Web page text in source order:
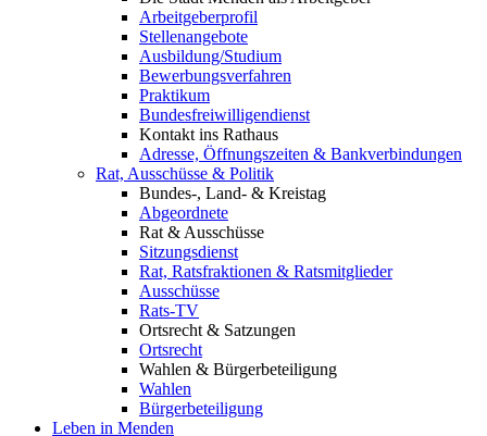
Arbeitgeberprofil
Stellenangebote
Ausbildung/Studium
Bewerbungsverfahren
Praktikum
Bundesfreiwilligendienst
Kontakt ins Rathaus
Adresse, Öffnungszeiten & Bankverbindungen
Rat, Ausschüsse & Politik
Bundes-, Land- & Kreistag
Abgeordnete
Rat & Ausschüsse
Sitzungsdienst
Rat, Ratsfraktionen & Ratsmitglieder
Ausschüsse
Rats-TV
Ortsrecht & Satzungen
Ortsrecht
Wahlen & Bürgerbeteiligung
Wahlen
Bürgerbeteiligung
Leben in Menden